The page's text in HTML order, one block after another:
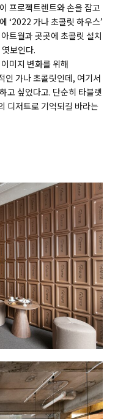
프로젝트렌트와 손을 잡고
‘2022 가나 초콜릿 하우스’
트월과 곳곳에 초콜릿 설치
보인다.
미지 변화를 위해
인 가나 초콜릿인데, 여기서
고 싶었다고. 단순히 타블렛
디저트로 기억되길 바라는